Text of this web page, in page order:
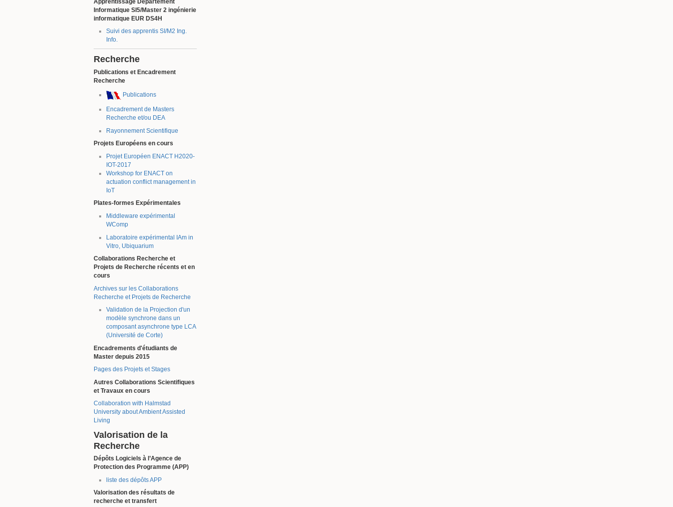
Informatique SI5/Master 2 ingénierie
informatique EUR DS4H
Suivi des apprentis SI/M2 Ing.
Info.
Recherche
Publications et Encadrement
Recherche
Publications
Encadrement de Masters
Recherche et/ou DEA
Rayonnement Scientifique
Projets Européens en cours
Projet Européen ENACT H2020-
IOT-2017
Workshop for ENACT on
actuation conflict management in
IoT
Plates-formes Expérimentales
Middleware expérimental
WComp
Laboratoire expérimental IAm in
Vitro, Ubiquarium
Collaborations Recherche et
Projets de Recherche récents et en
cours
Archives sur les Collaborations
Recherche et Projets de Recherche
Validation de la Projection d'un
modèle synchrone dans un
composant asynchrone type LCA
(Université de Corte)
Encadrements d'étudiants de
Master depuis 2015
Pages des Projets et Stages
Autres Collaborations Scientifiques
et Travaux en cours
Collaboration with Halmstad
University about Ambient Assisted
Living
Valorisation de la
Recherche
Dépôts Logiciels à l’Agence de
Protection des Programme (APP)
liste des dépôts APP
Valorisation des résultats de
recherche et transfert